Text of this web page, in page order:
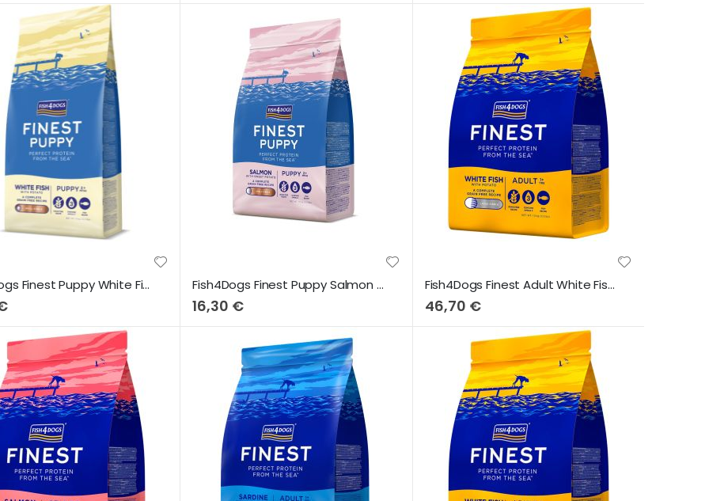
Fish4Dogs Finest Puppy White Fish & Potato (Small Bites) 1,5Kg Fish4Dogs Finest Puppy Salmon & Sweet Potato (Small Bites) 1,5Kg
16,30 €
Fish4Dogs Finest Adult White Fish & Potato (Large Bites) 6Kg
46,70 €